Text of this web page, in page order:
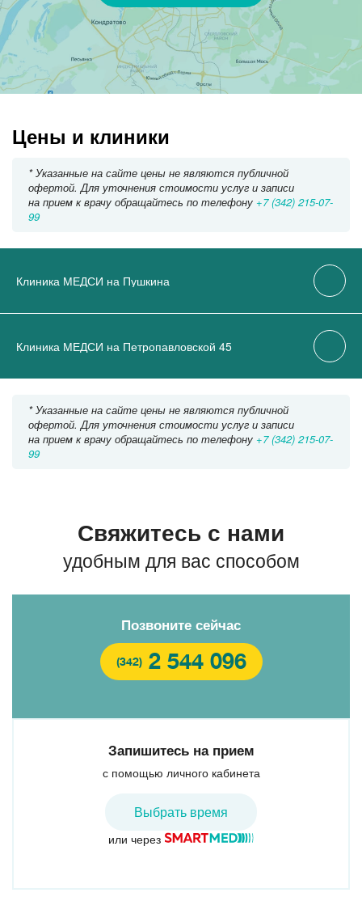
Цены и клиники
* Указанные на сайте цены не являются публичной
офертой. Для уточнения стоимости услуг и записи
на прием к врачу обращайтесь по телефону +7 (342) 215-07-
99
Клиника МЕДСИ на Пушкина
Клиника МЕДСИ на Петропавловской 45
* Указанные на сайте цены не являются публичной
офертой. Для уточнения стоимости услуг и записи
на прием к врачу обращайтесь по телефону +7 (342) 215-07-
99
Свяжитесь с нами
удобным для вас способом
Позвоните сейчас
(342) 2 544 096
Запишитесь на прием
с помощью личного кабинета
Выбрать время
или через